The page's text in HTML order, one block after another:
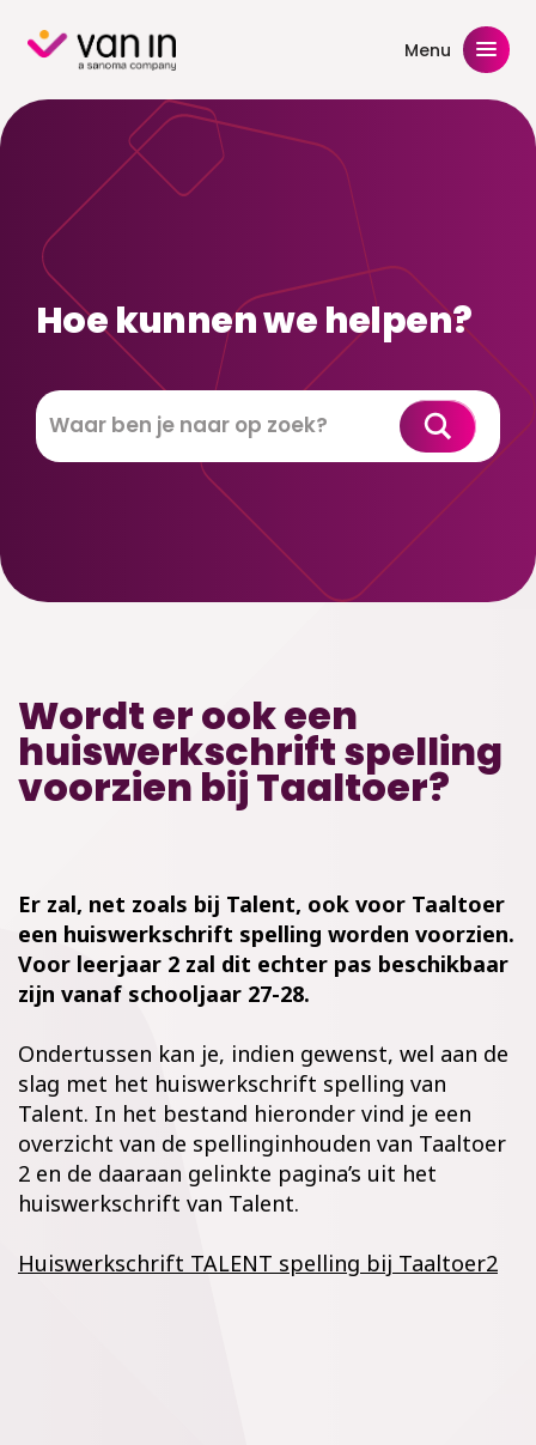
content Menu
Hoe kunnen we helpen?
Zoeken
Wordt er ook een
huiswerkschrift spelling
voorzien bij Taaltoer?
Er zal, net zoals bij Talent, ook voor Taaltoer
een huiswerkschrift spelling worden voorzien.
Voor leerjaar 2 zal dit echter pas beschikbaar
zijn vanaf schooljaar 27-28.
Ondertussen kan je, indien gewenst, wel aan de
slag met het huiswerkschrift spelling van
Talent. In het bestand hieronder vind je een
overzicht van de spellinginhouden van Taaltoer
2 en de daaraan gelinkte pagina’s uit het
huiswerkschrift van Talent.
Huiswerkschrift TALENT spelling bij Taaltoer2